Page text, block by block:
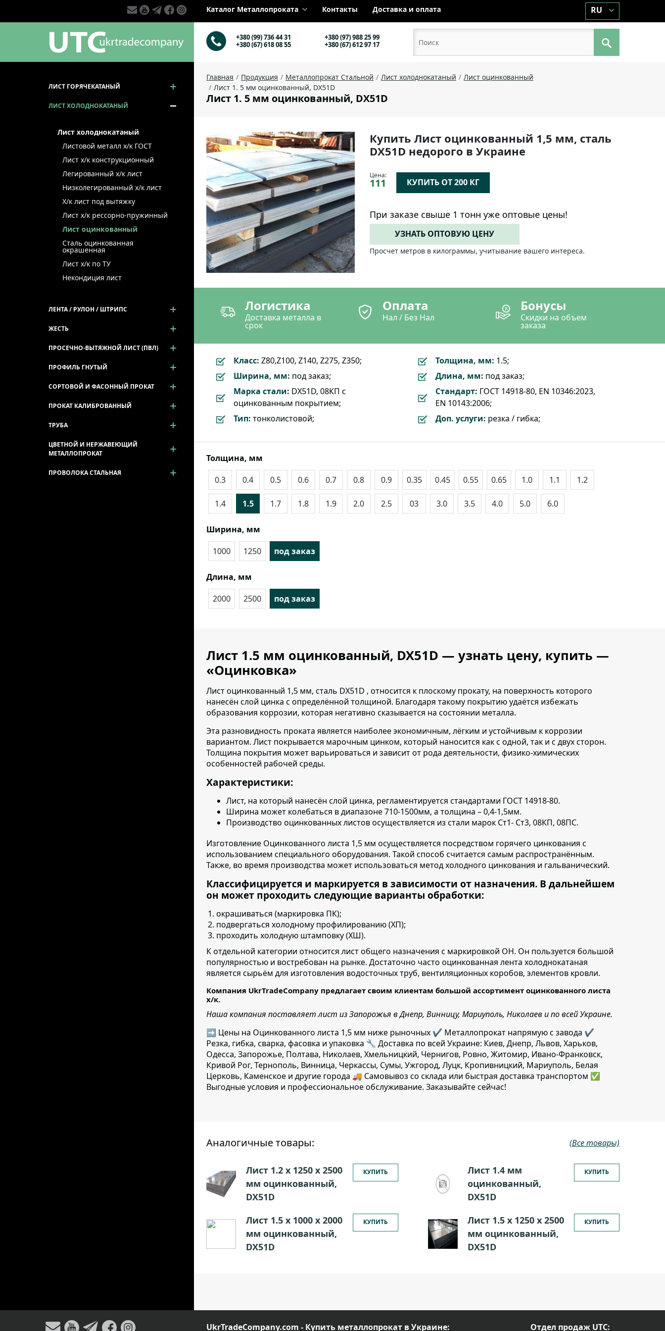
Каталог Металлопроката Контакты Доставка и оплата RU
+380 (99) 736 44 31
+380 (97) 988 25 99
+380 (67) 618 08 55
+380 (67) 612 97 17
Главная Продукция Металлопрокат Стальной Лист холоднокатаный
Лист оцинкованный
Лист 1. 5 мм оцинкованный, DX51D
Лист 1. 5 мм оцинкованный, DX51D
Купить Лист оцинкованный 1,5 мм, сталь
DX51D недорого в Украине
Цена:
111 КУПИТЬ ОТ 200 КГ
При заказе свыше 1 тонн уже оптовые цены!
УЗНАТЬ ОПТОВУЮ ЦЕНУ
Просчет метров в килограммы, учитывание вашего интереса.
Логистика
Доставка металла в
срок
Оплата
Нал / Без Нал
Бонусы
Скидки на объем
заказа
Класс: Z80,Z100, Z140, Z275, Z350; Толщина, мм: 1.5;
Ширина, мм: под заказ; Длина, мм: под заказ;
Марка стали: DX51D, 08КП с
оцинкованным покрытием;
Стандарт: ГОСТ 14918-80, EN 10346:2023,
EN 10143:2006;
Тип: тонколистовой; Доп. услуги: резка / гибка;
Толщина, мм
0.3
0.4 0.5 0.6 0.7 0.8 0.9 0.35 0.45 0.55 0.65 1.0 1.1 1.2
1.4 1.5 1.7 1.8 1.9 2.0 2.5 03 3.0 3.5 4.0 5.0 6.0
Ширина, мм
1000
1250 под заказ
Длина, мм
2000
2500 под заказ
Лист 1.5 мм оцинкованный, DX51D — узнать цену, купить —
«Оцинковка»
Лист оцинкованный 1,5 мм, сталь DX51D , относится к плоскому прокату, на поверхность которого
нанесён слой цинка с определённой толщиной. Благодаря такому покрытию удаётся избежать
образования коррозии, которая негативно сказывается на состоянии металла.
Эта разновидность проката является наиболее экономичным, лёгким и устойчивым к коррозии
вариантом. Лист покрывается марочным цинком, который наносится как с одной, так и с двух сторон.
Толщина покрытия может варьироваться и зависит от рода деятельности, физико-химических
особенностей рабочей среды.
Характеристики:
Лист, на который нанесён слой цинка, регламентируется стандартами ГОСТ 14918-80.
Ширина может колебаться в диапазоне 710-1500мм, а толщина – 0,4-1,5мм.
Производство оцинкованных листов осуществляется из стали марок Ст1- Ст3, 08КП, 08ПС.
Изготовление Оцинкованного листа 1,5 мм осуществляется посредством горячего цинкования с
использованием специального оборудования. Такой способ считается самым распространённым.
Также, во время производства может использоваться метод холодного цинкования и гальванический.
Классифицируется и маркируется в зависимости от назначения. В дальнейшем
он может проходить следующие варианты обработки:
окрашиваться (маркировка ПК);
подвергаться холодному профилированию (ХП);
проходить холодную штамповку (ХШ).
К отдельной категории относится лист общего назначения с маркировкой ОН. Он пользуется большой
популярностью и востребован на рынке. Достаточно часто оцинкованная лента холоднокатаная
является сырьём для изготовления водосточных труб, вентиляционных коробов, элементов кровли.
Компания UkrTradeCompany предлагает своим клиентам большой ассортимент оцинкованного листа
х/к.
Наша компания поставляет лист из Запорожья в Днепр, Винницу, Мариуполь, Николаев и по всей Украине.
➡ Цены на Оцинкованного листа 1,5 мм ниже рыночных ✔️ Металлопрокат напрямую с завода ✔️
Резка, гибка, сварка, фасовка и упаковка 🔧 Доставка по всей Украине: Киев, Днепр, Львов, Харьков,
Одесса, Запорожье, Полтава, Николаев, Хмельницкий, Чернигов, Ровно, Житомир, Ивано-Франковск,
Кривой Рог, Тернополь, Винница, Черкассы, Сумы, Ужгород, Луцк, Кропивницкий, Мариуполь, Белая
Церковь, Каменское и другие города 🚚 Самовывоз со склада или быстрая доставка транспортом ✅
Выгодные условия и профессиональное обслуживание. Заказывайте сейчас!
Аналогичные товары: (Все товары)
Лист 1.2 х 1250 х 2500
мм оцинкованный,
DX51D
КУПИТЬ
Лист 1.4 мм
оцинкованный,
DX51D
КУПИТЬ
Лист 1.5 х 1000 х 2000
мм оцинкованный,
DX51D
КУПИТЬ
Лист 1.5 х 1250 х 2500
мм оцинкованный,
DX51D
КУПИТЬ
ЛИСТ ГОРЯЧЕКАТАНЫЙ
ЛИСТ ХОЛОДНОКАТАНЫЙ
Лист холоднокатаный
Листовой металл x/к ГОСТ
Лист х/к конструкционный
Легированный х/к лист
Низколегированный х/к лист
Х/к лист под вытяжку
Лист х/к рессорно-пружинный
Лист оцинкованный
Сталь оцинкованная
окрашенная
Лист х/к по ТУ
Некондиция лист
ЛЕНТА / РУЛОН / ШТРИПС
ЖЕСТЬ
ПРОСЕЧНО-ВЫТЯЖНОЙ ЛИСТ (ПВЛ)
ПРОФИЛЬ ГНУТЫЙ
СОРТОВОЙ И ФАСОННЫЙ ПРОКАТ
ПРОКАТ КАЛИБРОВАННЫЙ
ТРУБА
ЦВЕТНОЙ И НЕРЖАВЕЮЩИЙ
МЕТАЛЛОПРОКАТ
ПРОВОЛОКА СТАЛЬНАЯ
UkrTradeCompany.com - Купить металлопрокат в Украине: Отдел продаж UTC: